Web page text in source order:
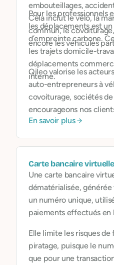
embouteillages,
Cela inclut le vélo, la
commun, le
encore les véhicules
Pour les professionnels
les déplacements est
d’empreinte carbone.
les trajets domicile-
déplacements
interne.
Qileo valorise les
auto-entrepreneurs à
covoiturage, sociétés
encourageons nos
leurs choix de transport,
des fournisseurs et
En savoir plus
Carte bancaire virtuelle
Une carte bancaire
dématérialisée,
un numéro unique,
paiements effectués en
Elle limite les risques de
piratage, puisque le
que pour une